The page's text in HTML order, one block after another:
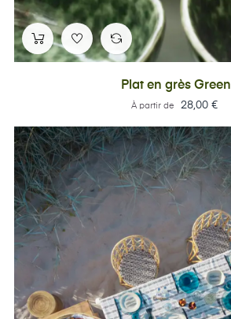
Plat en grès Green
À partir de Prix
28,00 €